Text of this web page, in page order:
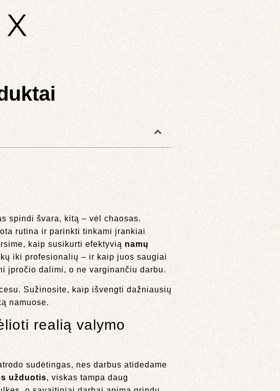
spindi švara, kitą – vėl chaosas.
rutina ir parinkti tinkami įrankiai
kaip susikurti efektyvią namų
iki profesionalių – ir kaip juos saugiai
įpročio dalimi, o ne varginančiu darbu.
Sužinosite, kaip išvengti dažniausių
namuose.
realią valymo
sudėtingas, nes darbus atidedame
užduotis, viskas tampa daug